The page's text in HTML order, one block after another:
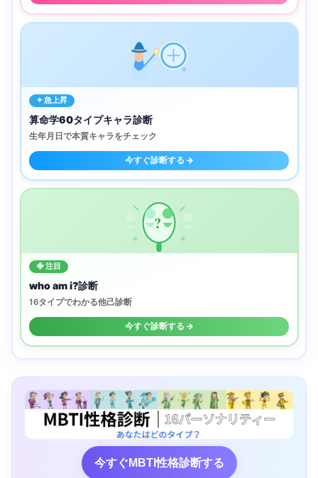
✦ 急上昇
算命学60タイプキャラ診断
生年月日で本質キャラをチェック
今すぐ診断する →
?
◈ 注目
who am i?診断
16タイプでわかる他己診断
今すぐ診断する →
今すぐMBTI性格診断する